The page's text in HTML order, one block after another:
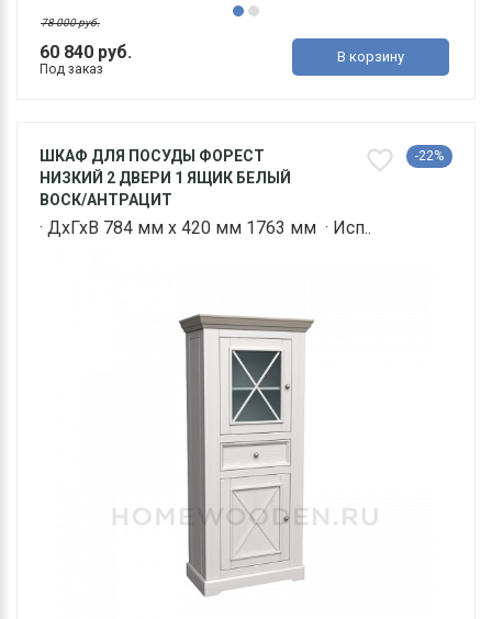
60 840 руб.
78 000 руб.
Под заказ
В корзину
ШКАФ ДЛЯ ПОСУДЫ ФОРЕСТ
НИЗКИЙ 2 ДВЕРИ 1 ЯЩИК БЕЛЫЙ
ВОСК/АНТРАЦИТ
-22%
· ДхГхВ 784 мм х 420 мм 1763 мм · Исп..